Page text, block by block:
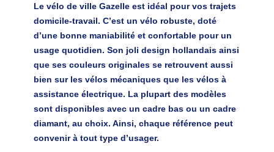
Le vélo de ville Gazelle est idéal pour vos trajets
domicile-travail. C’est un vélo robuste, doté
d’une bonne maniabilité et confortable pour un
usage quotidien. Son joli design hollandais ainsi
que ses couleurs originales se retrouvent aussi
bien sur les vélos mécaniques que les vélos à
assistance électrique. La plupart des modèles
sont disponibles avec un cadre bas ou un cadre
diamant, au choix. Ainsi, chaque référence peut
convenir à tout type d’usager.